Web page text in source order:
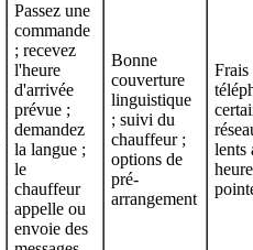
Passez une
commande
; recevez
l'heure
d'arrivée
prévue ;
demandez
la langue ;
le
chauffeur
appelle ou
envoie des
Bonne
couverture
linguistique
; suivi du
chauffeur ;
options de
pré-
arrangement
Frais
lents